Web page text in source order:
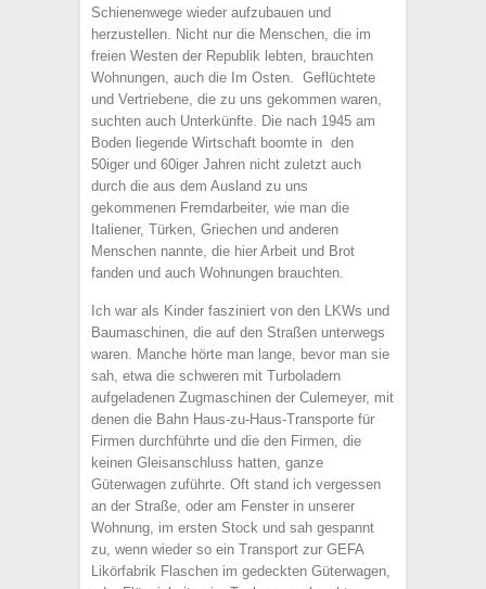
Schienenwege wieder aufzubauen und
herzustellen. Nicht nur die Menschen, die im
freien Westen der Republik lebten, brauchten
Wohnungen, auch die Im Osten. Geflüchtete
und Vertriebene, die zu uns gekommen waren,
suchten auch Unterkünfte. Die nach 1945 am
Boden liegende Wirtschaft boomte in den
50iger und 60iger Jahren nicht zuletzt auch
durch die aus dem Ausland zu uns
gekommenen Fremdarbeiter, wie man die
Italiener, Türken, Griechen und anderen
Menschen nannte, die hier Arbeit und Brot
fanden und auch Wohnungen brauchten.
Ich war als Kinder fasziniert von den LKWs und
Baumaschinen, die auf den Straßen unterwegs
waren. Manche hörte man lange, bevor man sie
sah, etwa die schweren mit Turboladern
aufgeladenen Zugmaschinen der Culemeyer, mit
denen die Bahn Haus-zu-Haus-Transporte für
Firmen durchführte und die den Firmen, die
keinen Gleisanschluss hatten, ganze
Güterwagen zuführte. Oft stand ich vergessen
an der Straße, oder am Fenster in unserer
Wohnung, im ersten Stock und sah gespannt
zu, wenn wieder so ein Transport zur GEFA
Likörfabrik Flaschen im gedeckten Güterwagen,